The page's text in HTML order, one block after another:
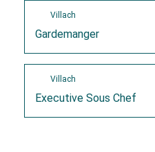
Villach
Gardemanger
Villach
Executive Sous Chef